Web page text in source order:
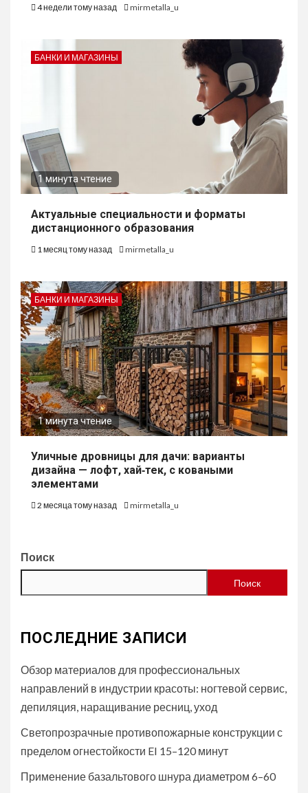
4 недели тому назад mirmetalla_u
БАНКИ И МАГАЗИНЫ
1 минута чтение
Актуальные специальности и форматы
дистанционного образования
1 месяц тому назад mirmetalla_u
БАНКИ И МАГАЗИНЫ
1 минута чтение
Уличные дровницы для дачи: варианты
дизайна — лофт, хай‑тек, с коваными
элементами
2 месяца тому назад mirmetalla_u
Поиск
Поиск
ПОСЛЕДНИЕ ЗАПИСИ
Обзор материалов для профессиональных
направлений в индустрии красоты: ногтевой сервис,
депиляция, наращивание ресниц, уход
Светопрозрачные противопожарные конструкции с
пределом огнестойкости EI 15–120 минут
Применение базальтового шнура диаметром 6–60